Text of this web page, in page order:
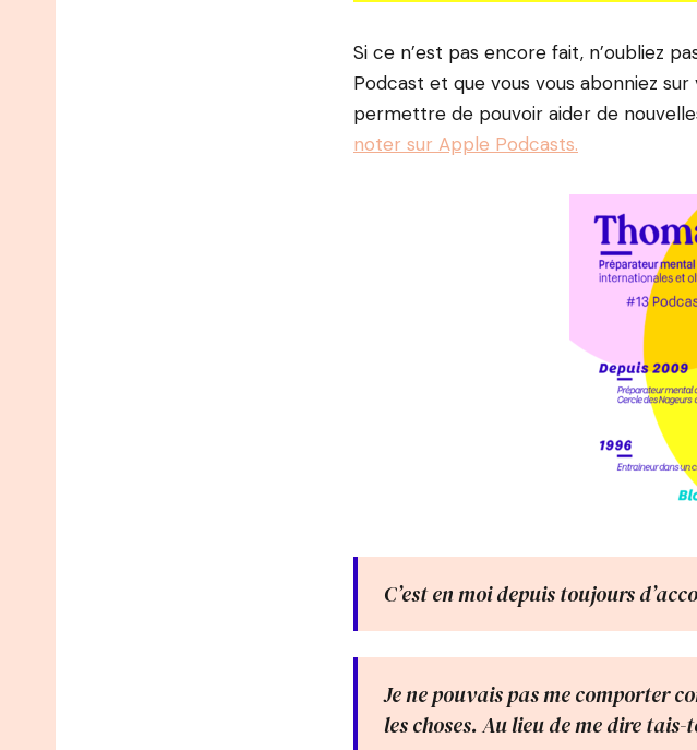
Si ce n’est pas encore fait, n’oubliez
Podcast et que vous vous abonniez
permettre de pouvoir aider de
noter sur Apple Podcasts.
C’est en moi depuis toujours
Je ne pouvais pas me comporter
les choses. Au lieu de me dire tais-